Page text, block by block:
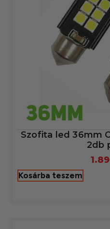
Szofita led 36mm
2db
Kosárba teszem